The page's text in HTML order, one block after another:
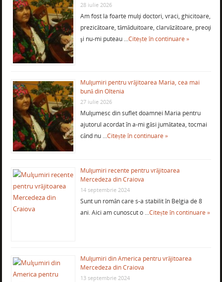
28 iulie 2026
Am fost la foarte mulţi doctori, vraci, ghicitoare,
prezicătoare, tămăduitoare, clarvăzătoare, preoţi
şi nu-mi puteau …Citește în continuare »
Mulţumiri pentru vrăjitoarea Maria, cea mai
bună din Oltenia
27 iulie 2026
Mulţumesc din suflet doamnei Maria pentru
ajutorul acordat în a-mi găsi jumătatea, tocmai
când nu …Citește în continuare »
Mulţumiri recente pentru vrăjitoarea
Mercedeza din Craiova
14 septembrie 2024
Sunt un român care s-a stabilit în Belgia de 8
ani. Aici am cunoscut o …Citește în continuare »
Mulţumiri din America pentru vrăjitoarea
Mercedeza din Craiova
13 septembrie 2024